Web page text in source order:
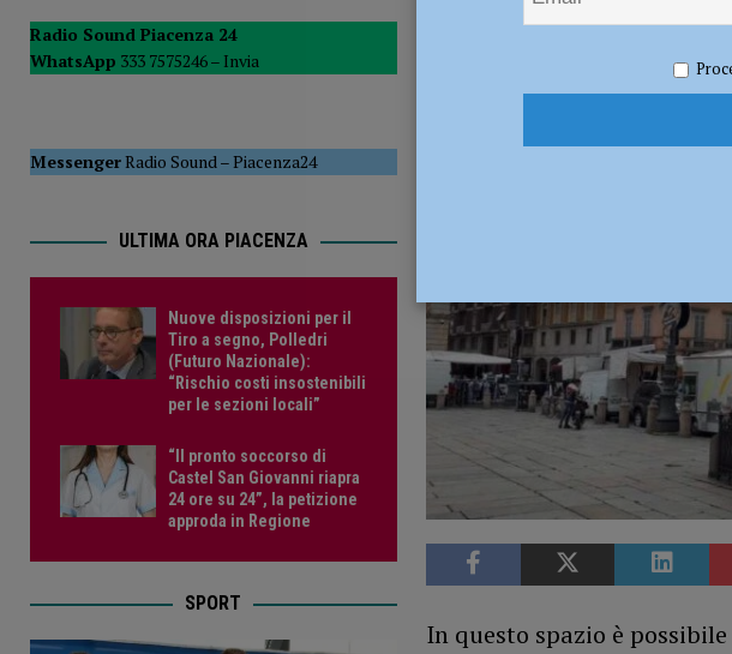
CRONACA PIACENZA
In questo spazio è
Radio Sound Piacenza 24
WhatsApp 333 7575246 – Invia
MessengerRadio Sound–Piacenza24
ULTIMA ORA PIACENZA
Nuove disposizioni per il
Tiro a segno, Polledri
(Futuro Nazionale):
“Rischio costi insostenibili
per le sezioni locali”
“Il pronto soccorso di
Castel San Giovanni riapra
24 ore su 24”, la petizione
approda in Regione
SPORT